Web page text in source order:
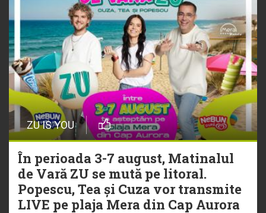
ZU IS YOU
În perioada 3-7 august, Matinalul
de Vară ZU se mută pe litoral.
Popescu, Tea și Cuza vor transmite
LIVE pe plaja Mera din Cap Aurora